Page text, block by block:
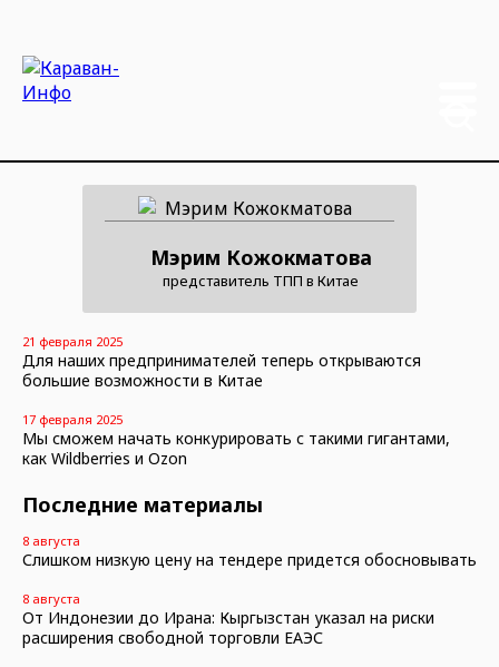
Мэрим Кожокматова
представитель ТПП в Китае
21 февраля 2025
Для наших предпринимателей теперь открываются
большие возможности в Китае
17 февраля 2025
Мы сможем начать конкурировать с такими гигантами,
как Wildberries и Ozon
Последние материалы
8 августа
Слишком низкую цену на тендере придется обосновывать
8 августа
От Индонезии до Ирана: Кыргызстан указал на риски
расширения свободной торговли ЕАЭС